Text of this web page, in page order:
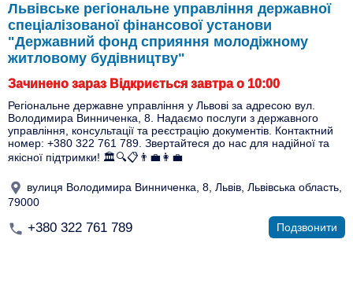
Львівське регіональне управління державної
спеціалізованої фінансової установи
"Державний фонд сприяння молодіжному
житловому будівництву"
Зачинено зараз Відкриється завтра о 10:00
Регіональне державне управління у Львові за адресою вул.
Володимира Винниченка, 8. Надаємо послуги з державного
управління, консультації та реєстрацію документів. Контактний
номер: +380 322 761 789. Звертайтеся до нас для надійної та
якісної підтримки! 🏛️🔍📋👨‍💼👩‍💼
вулиця Володимира Винниченка, 8, Львів, Львівська область,
79000
+380 322 761 789 Подзвонити